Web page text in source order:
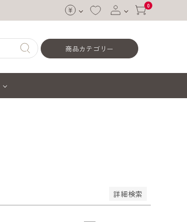
会員登録
0
商品カテゴリー
詳細検索